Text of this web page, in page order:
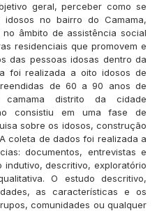
geral, perceber como se
no bairro do Camama,
âmbito de assistência social
residenciais que promovem e
das pessoas idosas dentro da
foi realizada a oito idosos de
de 60 a 90 anos de
distrito da cidade
consistiu em uma fase de
sobre os idosos, construção
coleta de dados foi realizada a
documentos, entrevistas e
indutivo, descritivo, exploratório
O estudo descritivo,
as características e os
comunidades ou qualquer